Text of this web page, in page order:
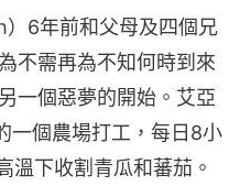
）6年前和父母及四個兄
不需再為不知何時到來
一個惡夢的開始。艾亞
一個農場打工，每日8小
溫下收割青瓜和蕃茄。